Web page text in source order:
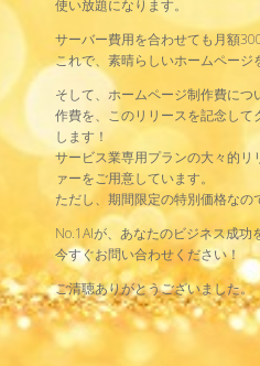
使い放題になります。
サーバー費用を合わせても月額
これで、素晴らしいホームページ
そして、ホームページ制作費に
作費を、このリリースを記念し
します！
サービス業専用プランの大々的リ
ァーをご用意しています。
ただし、期間限定の特別価格なの
No.1AIが、あなたのビジネス成功
今すぐお問い合わせください！
ご清聴ありがとうございました。